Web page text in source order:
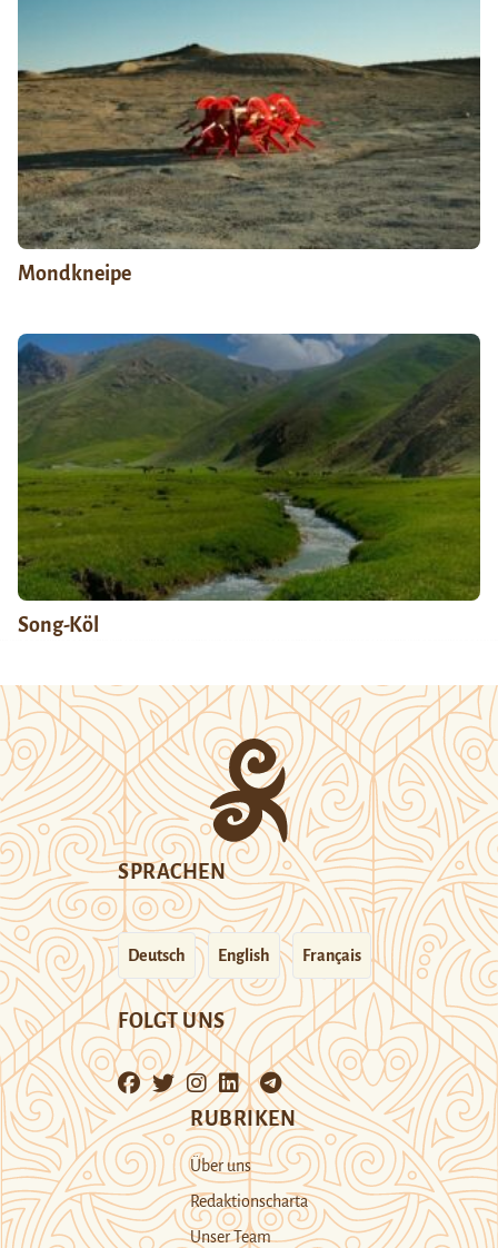
Mondkneipe
Song-Köl
SPRACHEN
Deutsch English Français
FOLGT UNS
RUBRIKEN
Über uns
Redaktionscharta
Unser Team